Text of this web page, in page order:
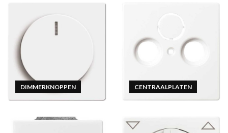
DIMMERKNOPPEN CENTRAALPLATEN